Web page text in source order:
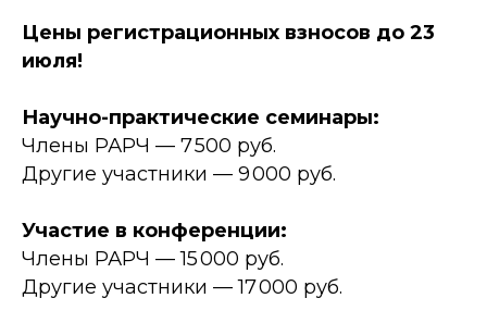
Цены регистрационных взносов до 23
июля!
Научно-практические семинары:
Члены РАРЧ — 7 500 руб.
Другие участники — 9 000 руб.
Участие в конференции:
Члены РАРЧ — 15 000 руб.
Другие участники — 17 000 руб.